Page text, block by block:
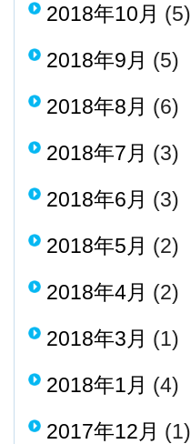
2018年10月 (5)
2018年9月 (5)
2018年8月 (6)
2018年7月 (3)
2018年6月 (3)
2018年5月 (2)
2018年4月 (2)
2018年3月 (1)
2018年1月 (4)
2017年12月 (1)